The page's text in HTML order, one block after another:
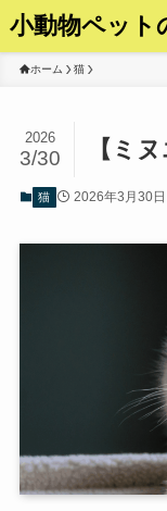
小動物ペット
ホーム 猫
【ミ
2026
3/30
猫 2026年3月30日